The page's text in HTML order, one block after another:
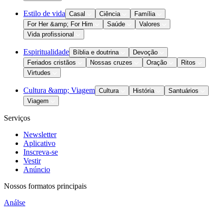
Estilo de vida Casal Ciência
Família
For Her &amp; For Him
Saúde
Valores
Vida profissional
Espiritualidade Bíblia e doutrina
Devoção
Feriados cristãos
Nossas cruzes Oração
Ritos
Virtudes
Cultura &amp; Viagem Cultura História
Santuários
Viagem
Serviços
Newsletter
Aplicativo
Inscreva-se
Vestir
Anúncio
Nossos formatos principais
Análse